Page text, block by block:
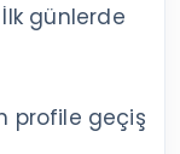
günlerde
profile geçiş